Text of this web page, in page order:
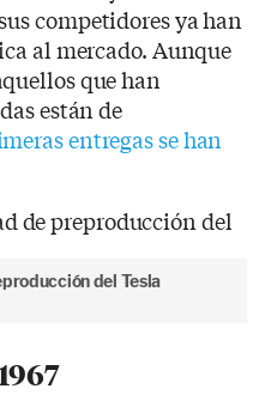
competidores ya han
al mercado. Aunque
que han
están de
entregas se han
del Tesla